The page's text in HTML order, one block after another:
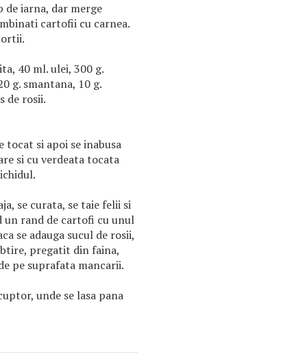
iarna, dar merge
cartofii cu carnea.
40 ml. ulei, 300 g.
g. smantana, 10 g.
de rosii.
tocat si apoi se inabusa
si cu verdeata tocata
se curata, se taie felii si
un rand de cartofi cu unul
se adauga sucul de rosii,
pregatit din faina,
pe suprafata mancarii.
unde se lasa pana